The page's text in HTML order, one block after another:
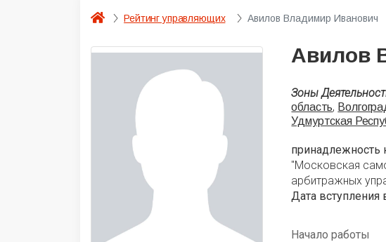
Рейтинг управляющих Авилов Владимир Иванович
Авилов
Зоны
область,
Удмуртская
"Московская
арбитражных
Дата вступления
Начало работы